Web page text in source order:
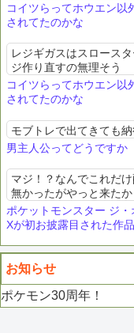
コイツらってホウエン以
されてたのかな
レジギガスはスロース
ジ作り直すの無理そう
コイツらってホウエン以
されてたのかな
モブトレで出てきても
男主人公ってどうですか
マジ！？なんでこれだ
無かったがやっと来たか
ポケットモンスター ジ
Xが初お披露目された作品
お知らせ
ポケモン30周年！